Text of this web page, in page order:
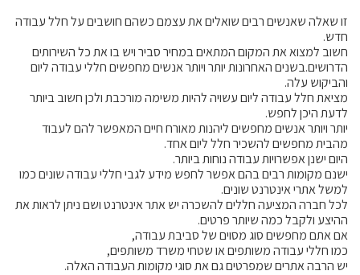
זו שאלה שאנשים רבים שואלים את עצמם כשהם חושבים על חלל עבודה
חדש.
חשוב למצוא את המקום המתאים במחיר סביר ויש בו את כל השירותים
הדרושים.בשנים האחרונות יותר ויותר אנשים מחפשים חללי עבודה ליום
והביקוש עלה.
מציאת חלל עבודה ליום עשויה להיות משימה מורכבת ולכן חשוב ביותר
לדעת היכן לחפש.
יותר ויותר אנשים מחפשים ליהנות מאורח חיים המאפשר להם לעבוד
מהבית מחפשים להשכיר חלל ליום אחד.
היום ישנן אפשרויות עבודה נוחות ביותר.
ישנם מקומות רבים בהם אפשר לחפש מידע לגבי חללי עבודה שונים כמו
למשל אתרי אינטרנט שונים.
לכל חברה המציעה חללים להשכרה יש אתר אינטרנט ושם ניתן לראות את
ההיצע ולקבל כמה שיותר פרטים.
אם אתם מחפשים סוג מסוים של סביבת עבודה,
כמו חללי עבודה משותפים או שטחי משרד משותפים,
יש הרבה אתרים שמפרטים גם את סוגי מקומות העבודה האלה.